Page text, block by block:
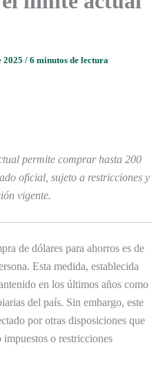
2025 / 6 minutos de lectura
permite comprar hasta 200
oficial, sujeto a restricciones y
vigente.
de dólares para ahorros es de
Esta medida, establecida
en los últimos años como
del país. Sin embargo, este
por otras disposiciones que
o restricciones